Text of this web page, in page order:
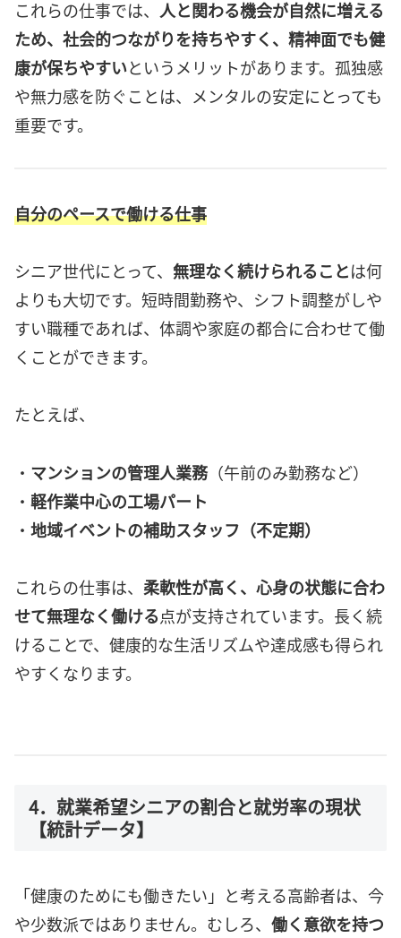
これらの仕事では、 人と関わる機会が自然に増える
ため、社会的つながりを持ちやすく、精神面でも健
康が保ちやすいというメリットがあります。孤独感
や無力感を防ぐことは、メンタルの安定にとっても
重要です。
自分のペースで働ける仕事
シニア世代にとって、 無理なく続けられることは何
よりも大切です。短時間勤務や、シフト調整がしや
すい職種であれば、体調や家庭の都合に合わせて働
くことができます。
たとえば、
・ マンションの管理人業務 （午前のみ勤務など）
・ 軽作業中心の工場パート
・ 地域イベントの補助スタッフ（不定期）
これらの仕事は、 柔軟性が高く、心身の状態に合わ
せて無理なく働ける点が支持されています。長く続
けることで、健康的な生活リズムや達成感も得られ
やすくなります。
4．就業希望シニアの割合と就労率の現状
【統計データ】
「健康のためにも働きたい」と考える高齢者は、今
や少数派ではありません。むしろ、 働く意欲を持つ